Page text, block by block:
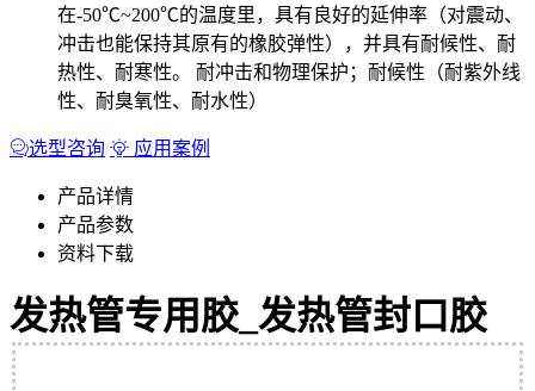
在-50℃~200℃的温度里，具有良好的延伸率（对震动、
冲击也能保持其原有的橡胶弹性），并具有耐候性、耐
热性、耐寒性。 耐冲击和物理保护；耐候性（耐紫外线
性、耐臭氧性、耐水性）
选型咨询 应用案例
产品详情
产品参数
资料下载
发热管专用胶_发热管封口胶